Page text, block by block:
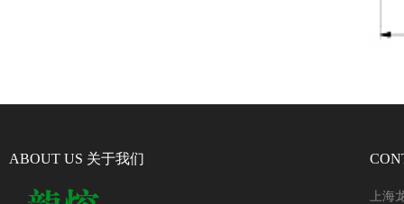
ABOUT US 关于我们
上海